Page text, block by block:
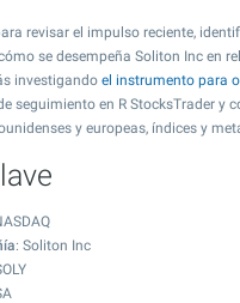
revisar el impulso reciente,
se desempeña Soliton Inc en
investigando el instrumento para
seguimiento en R StocksTrader y
y europeas, índices y
: Soliton Inc